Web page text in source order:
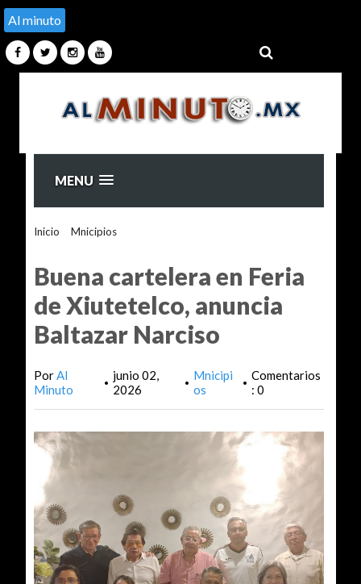
Al minuto
MENU
Inicio Mnicipios>
Buena cartelera en Feria
de Xiutetelco, anuncia
Baltazar Narciso
PorAl
Minuto
• junio 02,
2026
• Mnicipi
os
• Comentarios
: 0